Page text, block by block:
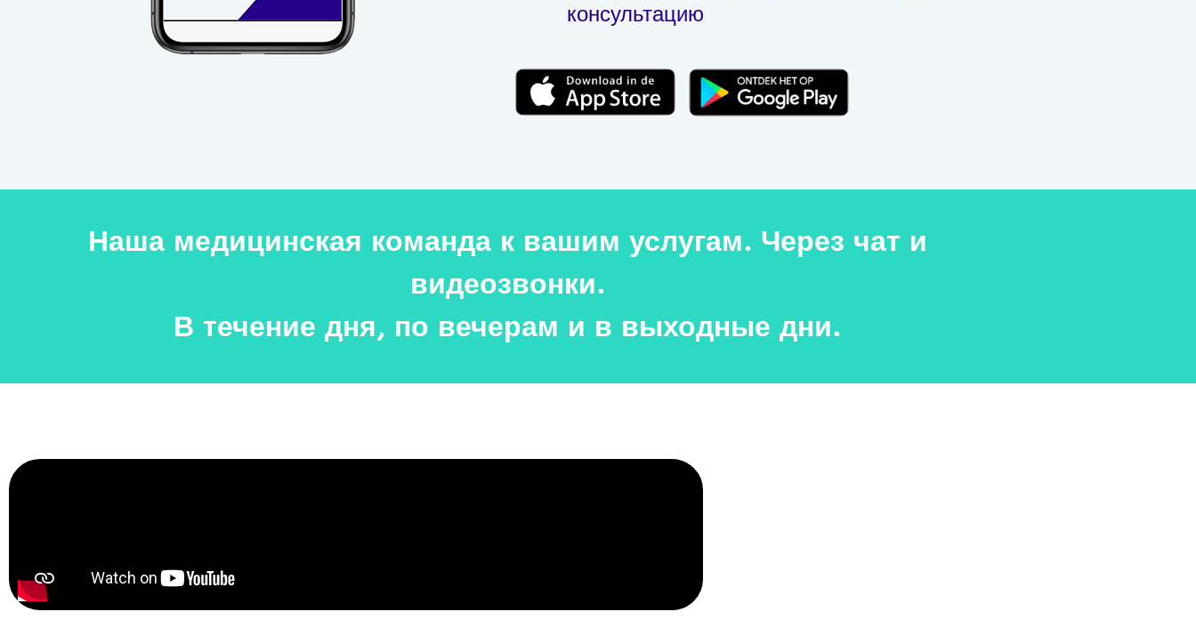
консультацию
Наша медицинская команда к вашим услугам. Через чат и
видеозвонки.
В течение дня, по вечерам и в выходные дни.